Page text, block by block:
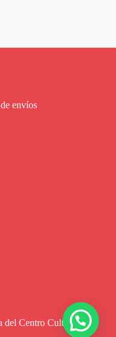
envíos
del Centro Cultural